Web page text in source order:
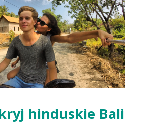
hinduskie Bali